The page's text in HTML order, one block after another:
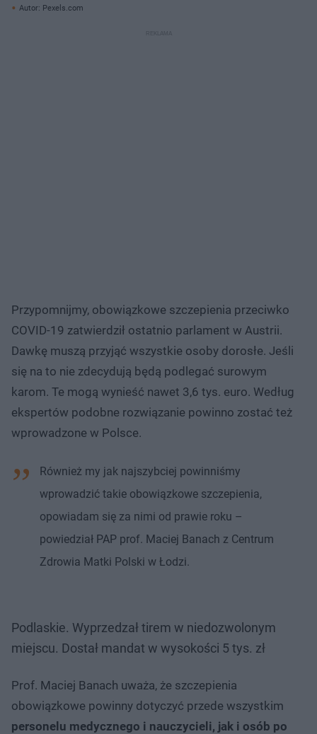
Autor: Pexels.com
Przypomnijmy, obowiązkowe szczepienia przeciwko
COVID-19 zatwierdził ostatnio parlament w Austrii.
Dawkę muszą przyjąć wszystkie osoby dorosłe. Jeśli
się na to nie zdecydują będą podlegać surowym
karom. Te mogą wynieść nawet 3,6 tys. euro. Według
ekspertów podobne rozwiązanie powinno zostać też
wprowadzone w Polsce.
Również my jak najszybciej powinniśmy
wprowadzić takie obowiązkowe szczepienia,
opowiadam się za nimi od prawie roku –
powiedział PAP prof. Maciej Banach z Centrum
Zdrowia Matki Polski w Łodzi.
Podlaskie. Wyprzedzał tirem w niedozwolonym
miejscu. Dostał mandat w wysokości 5 tys. zł
Prof. Maciej Banach uważa, że szczepienia
obowiązkowe powinny dotyczyć przede wszystkim
personelu medycznego i nauczycieli, jak i osób po